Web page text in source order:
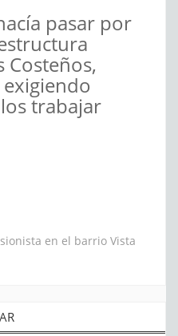
pasar por
Costeños,
trabajar
en el barrio Vista